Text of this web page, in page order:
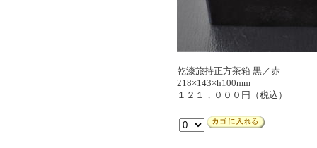
乾漆旅持正方茶箱 黒／赤
218×143×h100mm
１２１，０００円（税込）